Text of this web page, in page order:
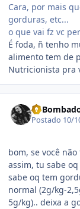
Cara, por mais
gorduras, etc...
o que vai fz vc
É foda, ñ tenho
alimento tem de
Nutricionista pra
Postado 10/
bom, se você
assim, tu sabe
sabe oq tem
normal (2g/kg-
5g/kg).. deixa a